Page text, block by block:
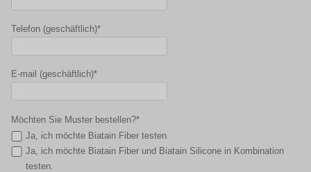
Telefon (geschäftlich)*
E-mail (geschäftlich)*
Möchten Sie Muster bestellen?*
Ja, ich möchte Biatain Fiber testen.
Ja, ich möchte Biatain Fiber und Biatain Silicone in Kombination
testen.